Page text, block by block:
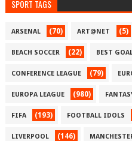
SPORT TAGS
ARSENAL (70) ART@NET (5)
BEACH SOCCER (22) BEST
CONFERENCE LEAGUE (79)
EUROPA LEAGUE (980)
FIFA (193) FOOTBALL IDOLS
LIVERPOOL (146)